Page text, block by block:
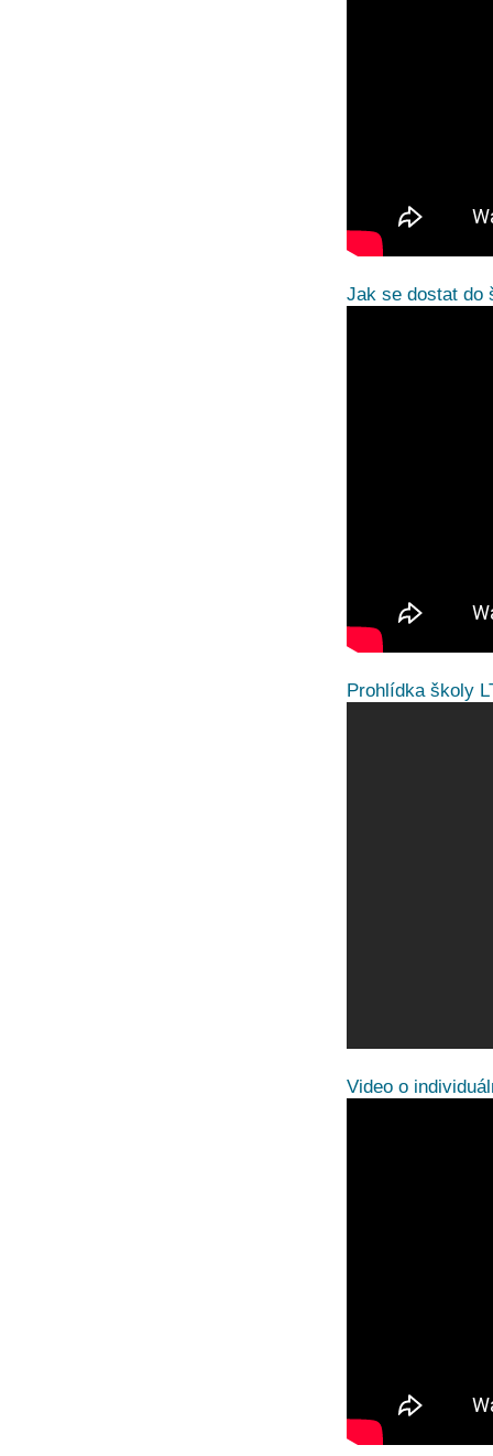
Jak se dostat do
Prohlídka školy
Video o